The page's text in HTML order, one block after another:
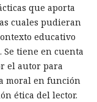
que aporta
cuales pudieran
educativo
tiene en cuenta
el autor para
moral en función
ética del lector.